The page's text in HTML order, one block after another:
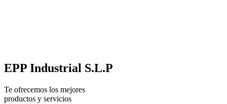
EPP Industrial S.L.P
Te ofrecemos los mejores
productos y servicios